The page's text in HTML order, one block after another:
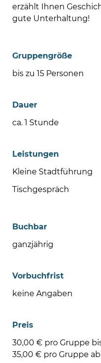
erzählt Ihnen
gute Unterhaltung!
Gruppengröße
bis zu 15 Personen
Dauer
ca. 1 Stunde
Leistungen
Kleine Stadtführung
Tischgespräch
Buchbar
ganzjährig
Vorbuchfrist
keine Angaben
Preis
30,00 € pro Gruppe
35,00 € pro Gruppe